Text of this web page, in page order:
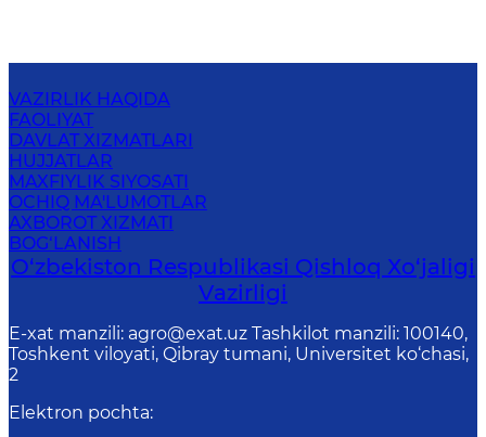
VAZIRLIK HAQIDA
FAOLIYAT
DAVLAT XIZMATLARI
HUJJATLAR
MAXFIYLIK SIYOSATI
OCHIQ MA'LUMOTLAR
AXBOROT XIZMATI
BOG‘LANISH
O‘zbekiston Respublikasi Qishloq Хo‘jаligi
Vаzirligi
E-xat manzili: agro@exat.uz Tashkilot manzili: 100140,
Toshkent viloyati, Qibray tumani, Universitet ko‘chasi,
2
Elektron pochta: